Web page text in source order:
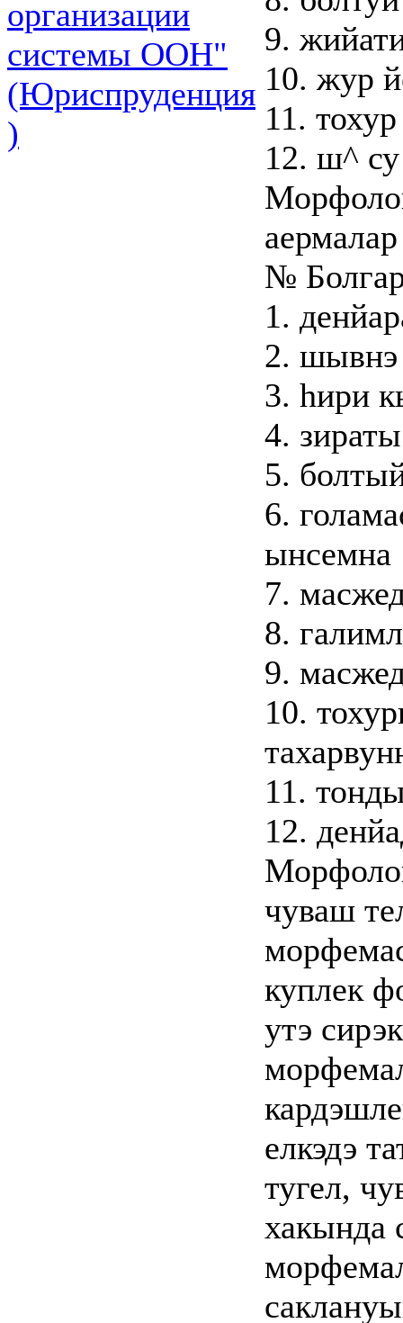
организации
системы ООН"
(Юриспруденция
)
9.
10. жур
11.
12. ш^
аермалар
№
1.
2.
3. hири
4.
5.
6.
ынсемна
7.
8.
9.
10.
11.
12.
чуваш
куплек
утэ
елкэдэ
тугел,
хакында